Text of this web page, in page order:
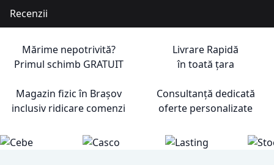
Recenzii
Mărime nepotrivită?
Primul schimb GRATUIT
Livrare Rapidă
în toată țara
Magazin fizic în Brașov
inclusiv ridicare comenzi
Consultanță dedicată
oferte personalizate